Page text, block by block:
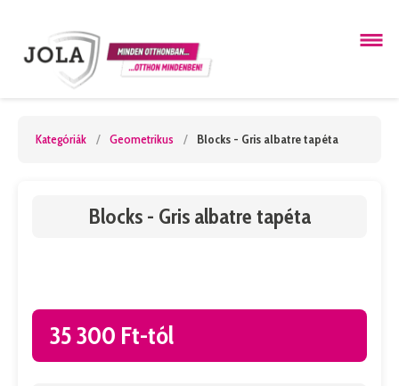
Kategóriák / Geometrikus / Blocks - Gris albatre tapéta
Blocks - Gris albatre tapéta
35 300 Ft-tól